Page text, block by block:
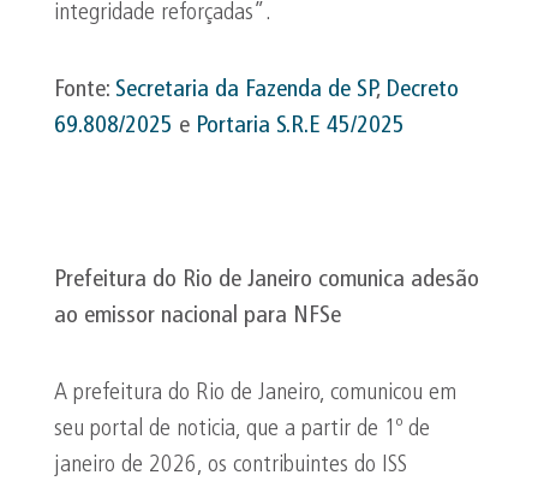
integridade reforçadas”.
Fonte: Secretaria da Fazenda de SP, Decreto
69.808/2025 e Portaria S.R.E 45/2025
Prefeitura do Rio de Janeiro comunica adesão
ao emissor nacional para NFSe
A prefeitura do Rio de Janeiro, comunicou em
seu portal de noticia, que a partir de 1º de
janeiro de 2026, os contribuintes do ISS